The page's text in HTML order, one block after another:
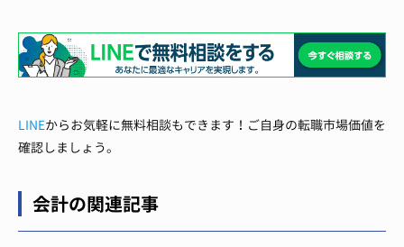
LINEからお気軽に無料相談もできます！ご自身の転職市場価値を
確認しましょう。
会計の関連記事